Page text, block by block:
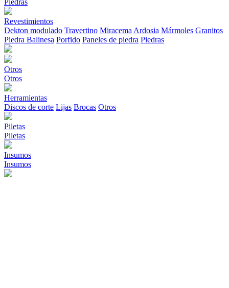
Revestimientos
Dekton modulado Travertino Miracema Ardosia Mármoles Granitos
Piedra Balinesa Porfido Paneles de piedra Piedras
Otros
Otros
Herramientas
Discos de corte Lijas Brocas Otros
Piletas
Piletas
Insumos
Insumos